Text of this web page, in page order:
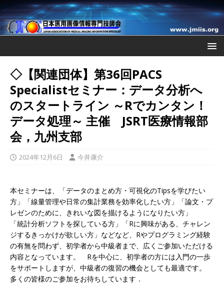
◇【関連団体】第36回PACS
Specialistセミナー：データ分析へ
のスタートライン ～Rでカンタン！
データ処理～ 主催 JSRT医療情報部
会，九州支部
2024年12月6日 今井康介
本セミナーは、「データのまとめ方・可視化のTipsを学びたい
方」「線量管理や日常の集計業務を効率化したい方」「論文・プ
レゼンのために、きれいな図を描けるようになりたい方」
「統計分析ソフトを探している方」「Rに興味がある、チャレン
ジするきっかけが欲しい方」などなど、Rやプログラミング経験
の有無を問わず、初学者から中級者まで、広くご参加いただける
内容と なっています。 Rを中心に、初学者の方には入門の一歩
をサポートしますが、中級者の復習の機会としても最適です。
多くの皆様のご参加をお待ちしています．